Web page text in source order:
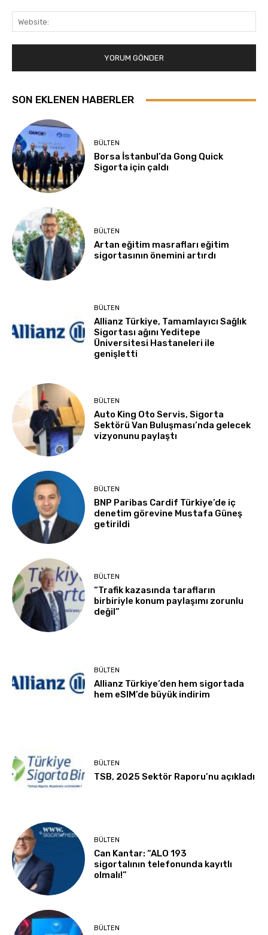
SON EKLENEN HABERLER
BÜLTEN
Borsa İstanbul’da Gong Quick
Sigorta için çaldı
BÜLTEN
Artan eğitim masrafları eğitim
sigortasının önemini artırdı
BÜLTEN
Allianz Türkiye, Tamamlayıcı Sağlık
Sigortası ağını Yeditepe
Üniversitesi Hastaneleri ile
genişletti
BÜLTEN
Auto King Oto Servis, Sigorta
Sektörü Van Buluşması’nda gelecek
vizyonunu paylaştı
BÜLTEN
BNP Paribas Cardif Türkiye’de iç
denetim görevine Mustafa Güneş
getirildi
BÜLTEN
“Trafik kazasında tarafların
birbiriyle konum paylaşımı zorunlu
değil”
BÜLTEN
Allianz Türkiye’den hem sigortada
hem eSIM’de büyük indirim
BÜLTEN
TSB, 2025 Sektör Raporu’nu açıkladı
BÜLTEN
Can Kantar: “ALO 193
sigortalının telefonunda kayıtlı
olmalı!”
BÜLTEN